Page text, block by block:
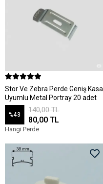
Stor Ve Zebra Perde Geniş Kasa
Uyumlu Metal Portray 20 adet
%43
140,00 TL
80,00 TL
Hangi Perde